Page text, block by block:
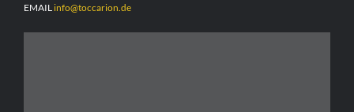
EMAIL info@toccarion.de